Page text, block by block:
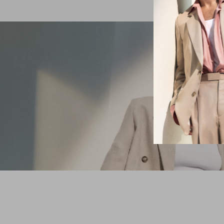
VOCÊ ESTÁ